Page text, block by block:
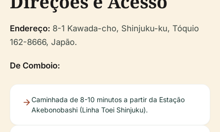
Endereço: 8-1 Kawada-cho, Shinjuku-ku, Tóquio
162-8666, Japão.
De Comboio:
Caminhada de 8-10 minutos a partir da Estação
Akebonobashi (Linha Toei Shinjuku).